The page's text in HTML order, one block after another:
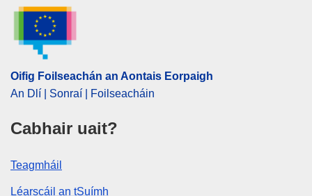
Oifig Foilseachán an Aontais Eorpaigh
An Dlí | Sonraí | Foilseacháin
Cabhair uait?
Teagmháil
Léarscáil an tSuímh